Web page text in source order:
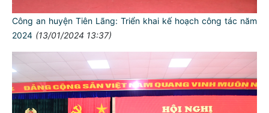
Công an huyện Tiên Lãng: Triển khai kế hoạch công tác năm
2024 (13/01/2024 13:37)